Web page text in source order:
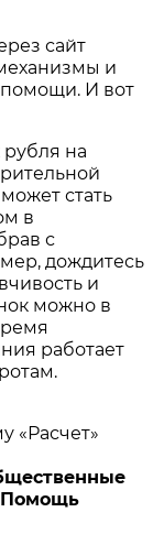
сайт
и
И вот
рубля на
может стать
в
с
дождитесь
и
можно в
работает
«Расчет»